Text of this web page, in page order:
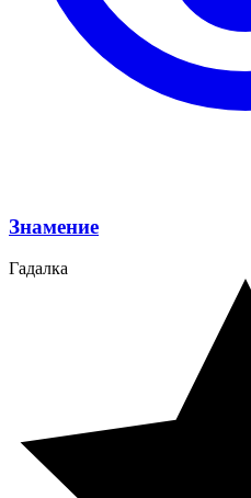
Знамение
Гадалка